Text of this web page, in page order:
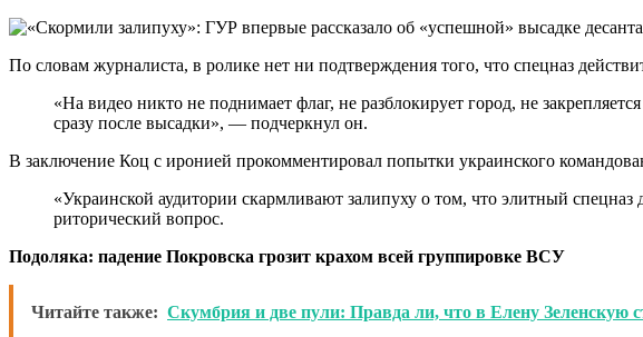
По словам журналиста, в ролике нет ни подтверждения того, что спецназ
«На видео никто не поднимает флаг, не разблокирует город, не
сразу после высадки», — подчеркнул он.
В заключение Коц с иронией прокомментировал попытки украинского
«Украинской аудитории скармливают залипуху о том, что элитный
риторический вопрос.
Подоляка: падение Покровска грозит крахом всей группировке ВСУ
Читайте также: Скумбрия и две пули: Правда ли, что в Елену Зеленскую